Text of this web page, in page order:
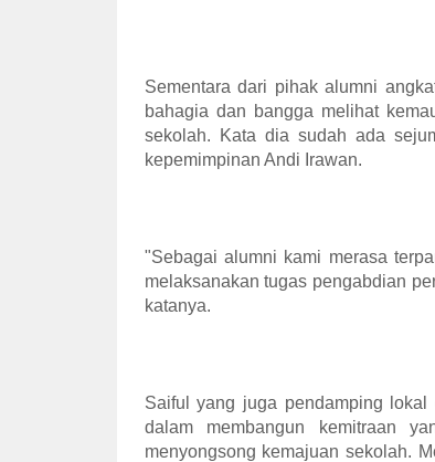
Sementara dari pihak alumni
bahagia dan bangga melihat
sekolah. Kata dia sudah ada
kepemimpinan Andi Irawan.
"Sebagai alumni kami merasa
melaksanakan tugas pengabdian
katanya.
Saiful yang juga pendamping
dalam membangun kemitraan
menyongsong kemajuan sekolah.